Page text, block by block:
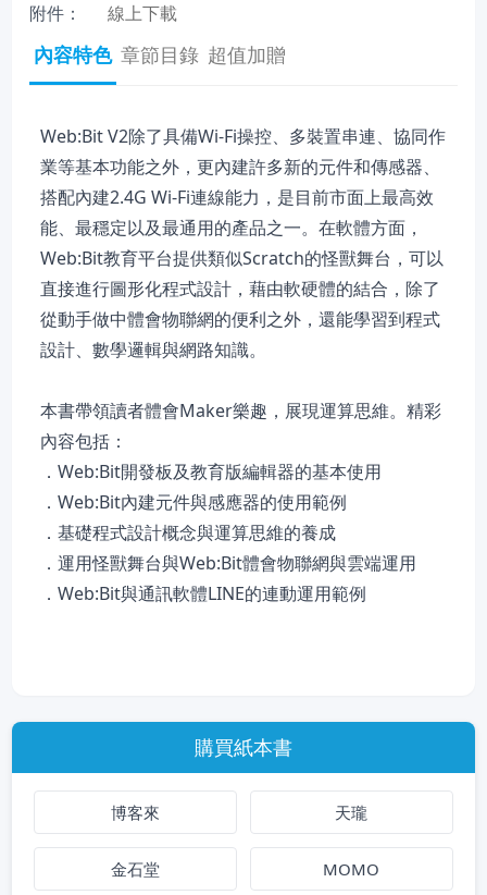
附件：
線上下載
內容特色 章節目錄 超值加贈
Web:Bit V2除了具備Wi-Fi操控、多裝置串連、協同作
業等基本功能之外，更內建許多新的元件和傳感器、
搭配內建2.4G Wi-Fi連線能力，是目前市面上最高效
能、最穩定以及最通用的產品之一。在軟體方面，
Web:Bit教育平台提供類似Scratch的怪獸舞台，可以
直接進行圖形化程式設計，藉由軟硬體的結合，除了
從動手做中體會物聯網的便利之外，還能學習到程式
設計、數學邏輯與網路知識。
本書帶領讀者體會Maker樂趣，展現運算思維。精彩
內容包括：
．Web:Bit開發板及教育版編輯器的基本使用
．Web:Bit內建元件與感應器的使用範例
．基礎程式設計概念與運算思維的養成
．運用怪獸舞台與Web:Bit體會物聯網與雲端運用
．Web:Bit與通訊軟體LINE的連動運用範例
購買紙本書
博客來 天瓏
金石堂 MOMO